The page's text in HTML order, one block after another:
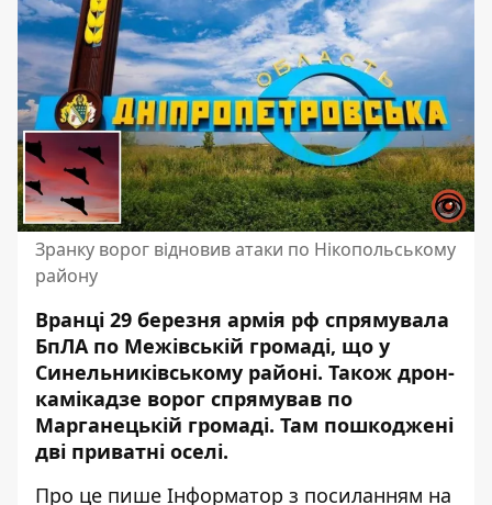
Зранку ворог відновив атаки по Нікопольському
району
Вранці 29 березня армія рф спрямувала
БпЛА по Межівській громаді, що у
Синельниківському районі. Також дрон-
камікадзе ворог спрямував по
Марганецькій громаді. Там пошкоджені
дві приватні оселі.
Про це пише Інформатор з посиланням на